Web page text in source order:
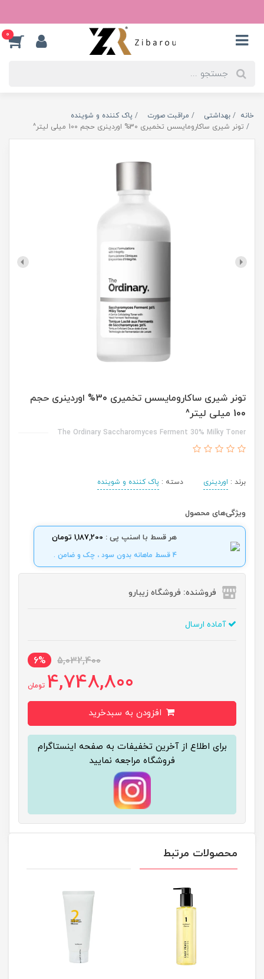
0
خانه بهداشتی مراقبت صورت
پاک کننده و شوینده
تونر شیری ساکارومایسس تخمیری 30% اوردینری حجم 100 میلی لیتر^
تونر شیری ساکارومایسس تخمیری 30% اوردینری حجم
100 میلی لیتر^
The Ordinary Saccharomyces Ferment 30% Milky Toner
برند : اوردینری دسته : پاک کننده و شوینده
ویژگی‌های محصول
هر قسط با اسنپ پی : 1,187,200 تومان
4 قسط ماهانه بدون سود ، چک و ضامن .
فروشنده: فروشگاه زیبارو
آماده ارسال
5,032,400
6%
4,748,800 تومان
برای اطلاع از آخرین تخفیفات به صفحه اینستاگرام
فروشگاه مراجعه نمایید
محصولات مرتبط